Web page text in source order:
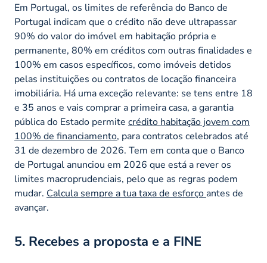
Em Portugal, os limites de referência do Banco de
Portugal indicam que o crédito não deve ultrapassar
90% do valor do imóvel em habitação própria e
permanente, 80% em créditos com outras finalidades e
100% em casos específicos, como imóveis detidos
pelas instituições ou contratos de locação financeira
imobiliária. Há uma exceção relevante: se tens entre 18
e 35 anos e vais comprar a primeira casa, a garantia
pública do Estado permite crédito habitação jovem com
100% de financiamento, para contratos celebrados até
31 de dezembro de 2026. Tem em conta que o Banco
de Portugal anunciou em 2026 que está a rever os
limites macroprudenciais, pelo que as regras podem
mudar. Calcula sempre a tuataxa de esforço antes de
avançar.
5. Recebes a proposta e a FINE